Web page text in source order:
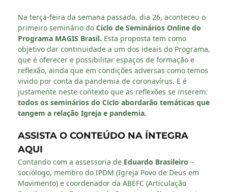
Na terça-feira da semana passada, dia 26, aconteceu o
primeiro seminário do Ciclo de Seminários Online do
Programa MAGIS Brasil. Esta proposta tem como
objetivo dar continuidade a um dos ideais do Programa,
que é oferecer e possibilitar espaços de formação e
reflexão, ainda que em condições adversas como temos
vivido por conta da pandemia de coronavírus. E é
justamente neste contexto que as reflexões se inserem:
todos os seminários do Ciclo abordarão temáticas que
tangem a relação Igreja e pandemia.
ASSISTA O CONTEÚDO NA ÍNTEGRA
AQUI
Contando com a assessoria de Eduardo Brasileiro –
sociólogo, membro do IPDM (Igreja Povo de Deus em
Movimento) e coordenador da ABEFC (Articulação